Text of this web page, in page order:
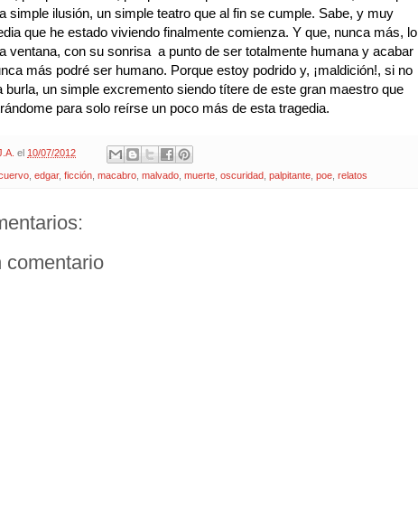
simple ilusión, un simple teatro que al fin se cumple. Sabe, y muy
que he estado viviendo finalmente comienza. Y que, nunca más, lo
ventana, con su sonrisa a punto de ser totalmente humana y acabar
más podré ser humano. Porque estoy podrido y, ¡maldición!, si no
burla, un simple excremento siendo títere de este gran maestro que
para solo reírse un poco más de esta tragedia.
el 10/07/2012
edgar, ficción macabro malvado muerte oscuridad palpitante poe relatos
comentario